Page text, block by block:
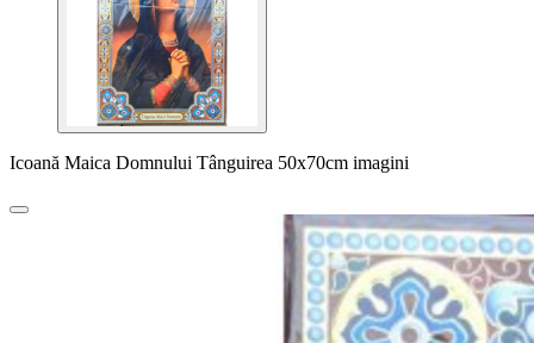
Icoană Maica Domnului Tânguirea 50x70cm imagini